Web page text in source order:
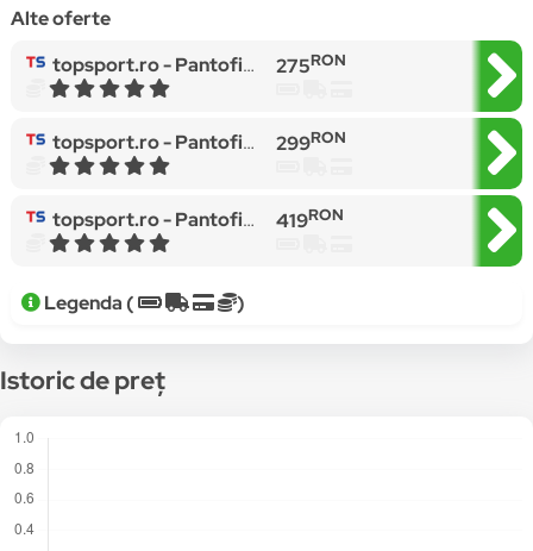
Alte oferte
topsport.ro -Pantofi sport ADIDAS pentru femei BREAKNET SLEEK - IH5418 275RON
topsport.ro -Pantofi sport ADIDAS pentru femei BREAKNET SLEEK - JH6899 299RON
topsport.ro -Pantofi sport ADIDAS pentru femei SLEEK W - FW2066 419RON
Legenda ( )
Istoric de preț